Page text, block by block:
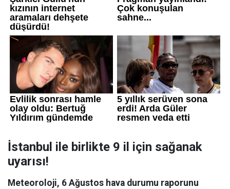
İstanbul ile birlikte 9 il için sağanak
uyarısı!
Meteoroloji, 6 Ağustos hava durumu raporunu